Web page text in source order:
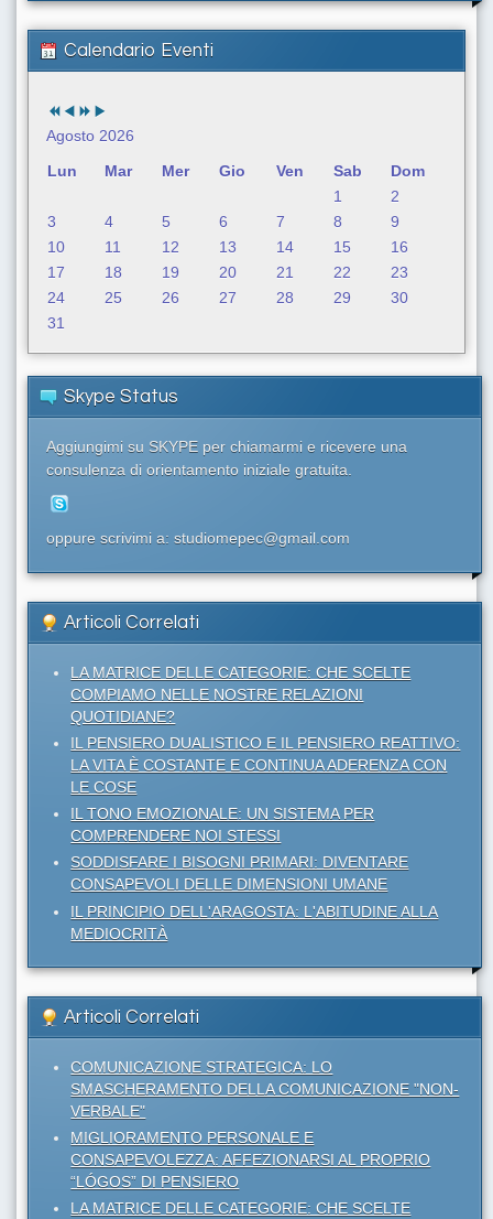
a
.
Calendario Eventi
Agosto 2026
Lun
Mar Mer Gio Ven Sab
Dom
1
2
3
4 5 6 7 8
9
10
11 12 13 14 15
16
17
18 19 20 21 22
23
24
25 26 27 28 29
30
31
Skype Status
Aggiungimi su SKYPE per chiamarmi e ricevere una
consulenza di orientamento iniziale gratuita.
oppure scrivimi a: studiomepec@gmail.com
Articoli Correlati
LA MATRICE DELLE CATEGORIE: CHE SCELTE
COMPIAMO NELLE NOSTRE RELAZIONI
QUOTIDIANE?
IL PENSIERO DUALISTICO E IL PENSIERO REATTIVO:
LA VITA È COSTANTE E CONTINUA ADERENZA CON
LE COSE
IL TONO EMOZIONALE: UN SISTEMA PER
COMPRENDERE NOI STESSI
SODDISFARE I BISOGNI PRIMARI: DIVENTARE
CONSAPEVOLI DELLE DIMENSIONI UMANE
IL PRINCIPIO DELL'ARAGOSTA: L'ABITUDINE ALLA
MEDIOCRITÀ
Articoli Correlati
COMUNICAZIONE STRATEGICA: LO
SMASCHERAMENTO DELLA COMUNICAZIONE "NON-
VERBALE"
MIGLIORAMENTO PERSONALE E
CONSAPEVOLEZZA: AFFEZIONARSI AL PROPRIO
“LÓGOS” DI PENSIERO
LA MATRICE DELLE CATEGORIE: CHE SCELTE